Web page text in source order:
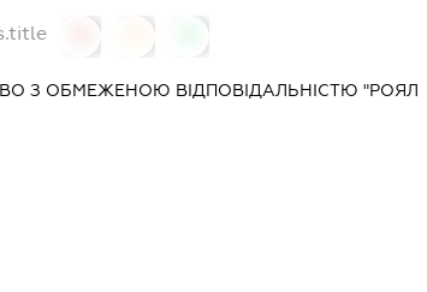
З ОБМЕЖЕНОЮ ВІДПОВІДАЛЬНІСТЮ "РОЯЛ